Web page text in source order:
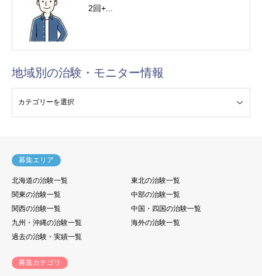
2回+...
地域別の治験・モニター情報
募集エリア
北海道の治験一覧
東北の治験一覧
関東の治験一覧
中部の治験一覧
関西の治験一覧
中国・四国の治験一覧
九州・沖縄の治験一覧
海外の治験一覧
過去の治験・実績一覧
募集カテゴリ